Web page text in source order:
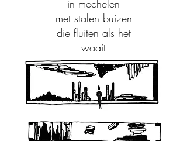
in mechelen
met stalen buizen
die fluiten als het
waait